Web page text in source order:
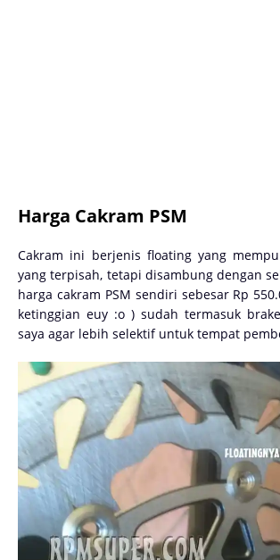
Harga Cakram PSM
Cakram ini berjenis floating yang
yang terpisah, tetapi disambung dengan
harga cakram PSM sendiri sebesar Rp
ketinggian euy :o ) sudah termasuk
saya agar lebih selektif untuk tempat